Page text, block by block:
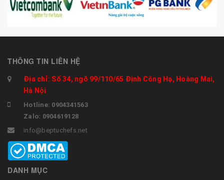
THÔNG TIN LIÊN HỆ
Địa chỉ: Số 34, ngõ 99/110/65 Định Công Hạ, Hoàng Mai,
Hà Nội
Hotline: 0904341563
Zalo: 0904619128
info@beptuchefs.net
DANH MỤC